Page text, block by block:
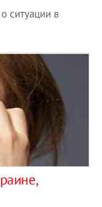
ситуации в